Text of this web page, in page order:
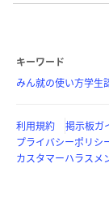
キーワード
みん就の使い方学生
利用規約 掲示板ガ
プライバシーポリシ
カスタマーハラスメ